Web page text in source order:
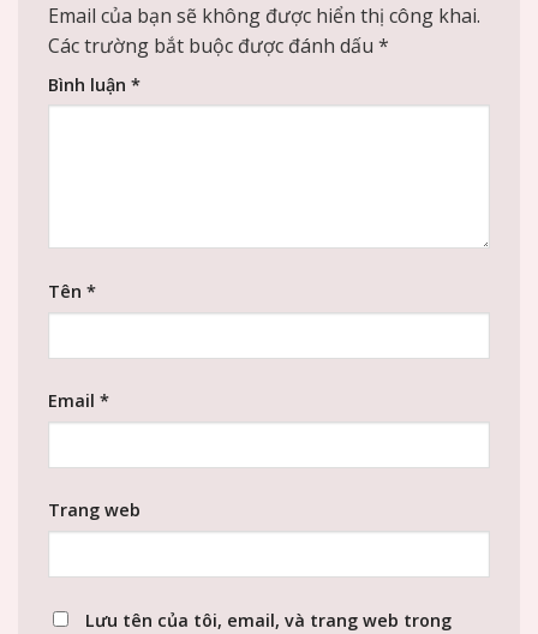
Email của bạn sẽ không được hiển thị công khai.
Các trường bắt buộc được đánh dấu *
Bình luận *
Tên *
Email *
Trang web
Lưu tên của tôi, email, và trang web trong